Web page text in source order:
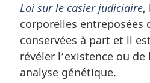
g
i
n
a
e
Loi sur le casier judiciaire,
corporelles entreposées
conservées à part et il
révéler l’existence ou
analyse génétique.